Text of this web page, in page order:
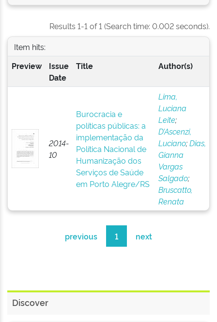
Results 1-1 of 1 (Search time: 0.002 seconds).
Item hits:
Preview
Issue
Date
Title Author(s)
2014-
10
Burocracia e
políticas públicas: a
implementação da
Política Nacional de
Humanização dos
Serviços de Saúde
em Porto Alegre/RS
Lima,
Luciana
Leite;
D’Ascenzi,
Luciano;Dias,
Gianna
Vargas
Salgado;
Bruscatto,
Renata
previous 1 next
Discover